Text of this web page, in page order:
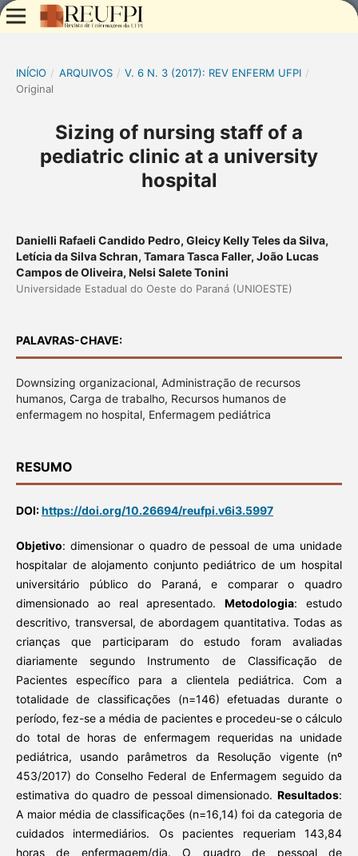
INÍCIO / ARQUIVOS / V. 6 N. 3 (2017): REV ENFERM UFPI /
Original
Sizing of nursing staff of a
pediatric clinic at a university
hospital
Danielli Rafaeli Candido Pedro, Gleicy Kelly Teles da Silva,
Letícia da Silva Schran, Tamara Tasca Faller, João Lucas
Campos de Oliveira, Nelsi Salete Tonini
Universidade Estadual do Oeste do Paraná (UNIOESTE)
PALAVRAS-CHAVE:
Downsizing organizacional, Administração de recursos
humanos, Carga de trabalho, Recursos humanos de
enfermagem no hospital, Enfermagem pediátrica
RESUMO
DOI:https://doi.org/10.26694/reufpi.v6i3.5997
Objetivo: dimensionar o quadro de pessoal de uma unidade
hospitalar de alojamento conjunto pediátrico de um hospital
universitário público do Paraná, e comparar o quadro
dimensionado ao real apresentado.Metodologia: estudo
descritivo, transversal, de abordagem quantitativa. Todas as
crianças que participaram do estudo foram avaliadas
diariamente segundo Instrumento de Classificação de
Pacientes específico para a clientela pediátrica. Com a
totalidade de classificações (n=146) efetuadas durante o
período, fez-se a média de pacientes e procedeu-se o cálculo
do total de horas de enfermagem requeridas na unidade
pediátrica, usando parâmetros da Resolução vigente (nº
453/2017) do Conselho Federal de Enfermagem seguido da
estimativa do quadro de pessoal dimensionado.Resultados:
A maior média de classificações (n=16,14) foi da categoria de
cuidados intermediários. Os pacientes requeriam 143,84
horas de enfermagem/dia. O quadro de pessoal de